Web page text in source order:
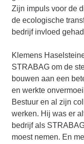
Zijn impuls voor de
de ecologische
bedrijf invloed
Klemens
STRABAG om de
bouwen aan een
en werkte
Bestuur en al zijn
werken. Hij was er
bedrijf als
moest nemen. En